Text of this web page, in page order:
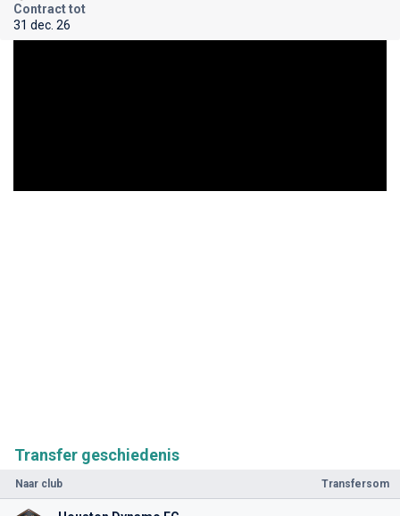
Transfer geschiedenis
Naar club Transfersom
Contract tot
31 dec. 26